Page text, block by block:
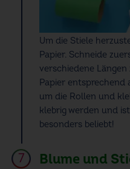
Um die Stiele
Papier. Schneide
verschiedene
Papier entsprechend
um die Rollen und
klebrig werden und
besonders beliebt!
Blume und